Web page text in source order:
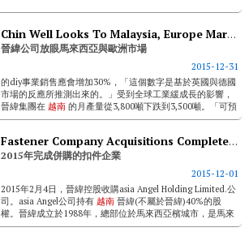
Chin Well Looks To Malaysia, Europe Markets
晉緯公司放眼馬來西亞與歐洲市場
2015-12-31
的diy事業銷售應會增加30%，「這個數字是基於英國與德國
市場的反應所推測出來的。」受到全球工業緩成長的影響，
晉緯集團在 越南的月產量從3,800噸下跌到3,500噸。「可預
期2016財政年度(截至2016年6月底)我們diy事業的佔比將佔
Fastener Company Acquisitions Completed Thus Far In 2015
2015年完成併購的扣件企業
2015-12-01
2015年2月4日，晉緯控股收購asia Angel Holding Limited.公
司。asia Angel公司持有 越南晉緯(不屬於晉緯)40%的股
權。晉緯成立於1988年，總部位於馬來西亞檳城市，是馬來
西亞最大的扣件製造商，股票在馬來西亞...